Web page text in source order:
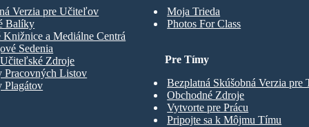
Moja Trieda
Photos For Class
Verzia pre Učiteľov
Balíky
Knižnice a Mediálne Centrá
Sedenia
Zdroje
Pracovných Listov
Plagátov
Pre Tímy
Bezplatná Skúšobná Verzia pre
Obchodné Zdroje
Vytvorte pre Prácu
Pripojte sa k Môjmu Tímu